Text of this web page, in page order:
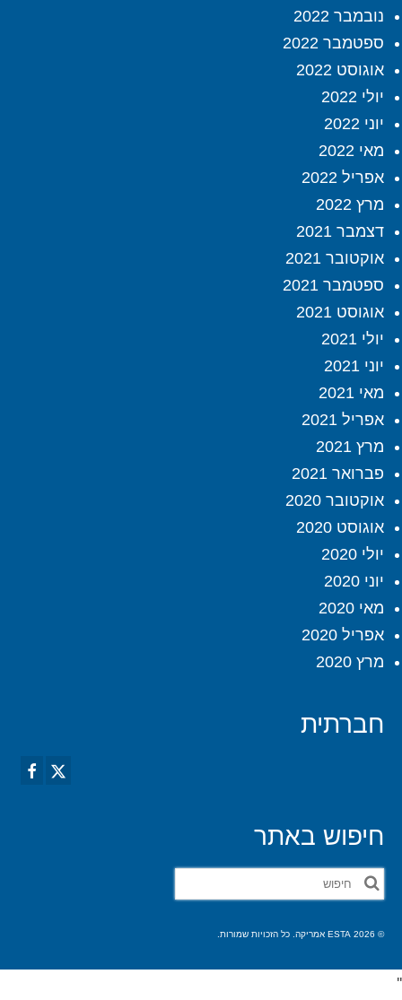
נובמבר 2022
ספטמבר 2022
אוגוסט 2022
יולי 2022
יוני 2022
מאי 2022
אפריל 2022
מרץ 2022
דצמבר 2021
אוקטובר 2021
ספטמבר 2021
אוגוסט 2021
יולי 2021
יוני 2021
מאי 2021
אפריל 2021
מרץ 2021
פברואר 2021
אוקטובר 2020
אוגוסט 2020
יולי 2020
יוני 2020
מאי 2020
אפריל 2020
מרץ 2020
חברתית
חיפוש באתר
חפש
את:
© 2026 ESTA אמריקה. כל הזכויות שמורות.
'
'